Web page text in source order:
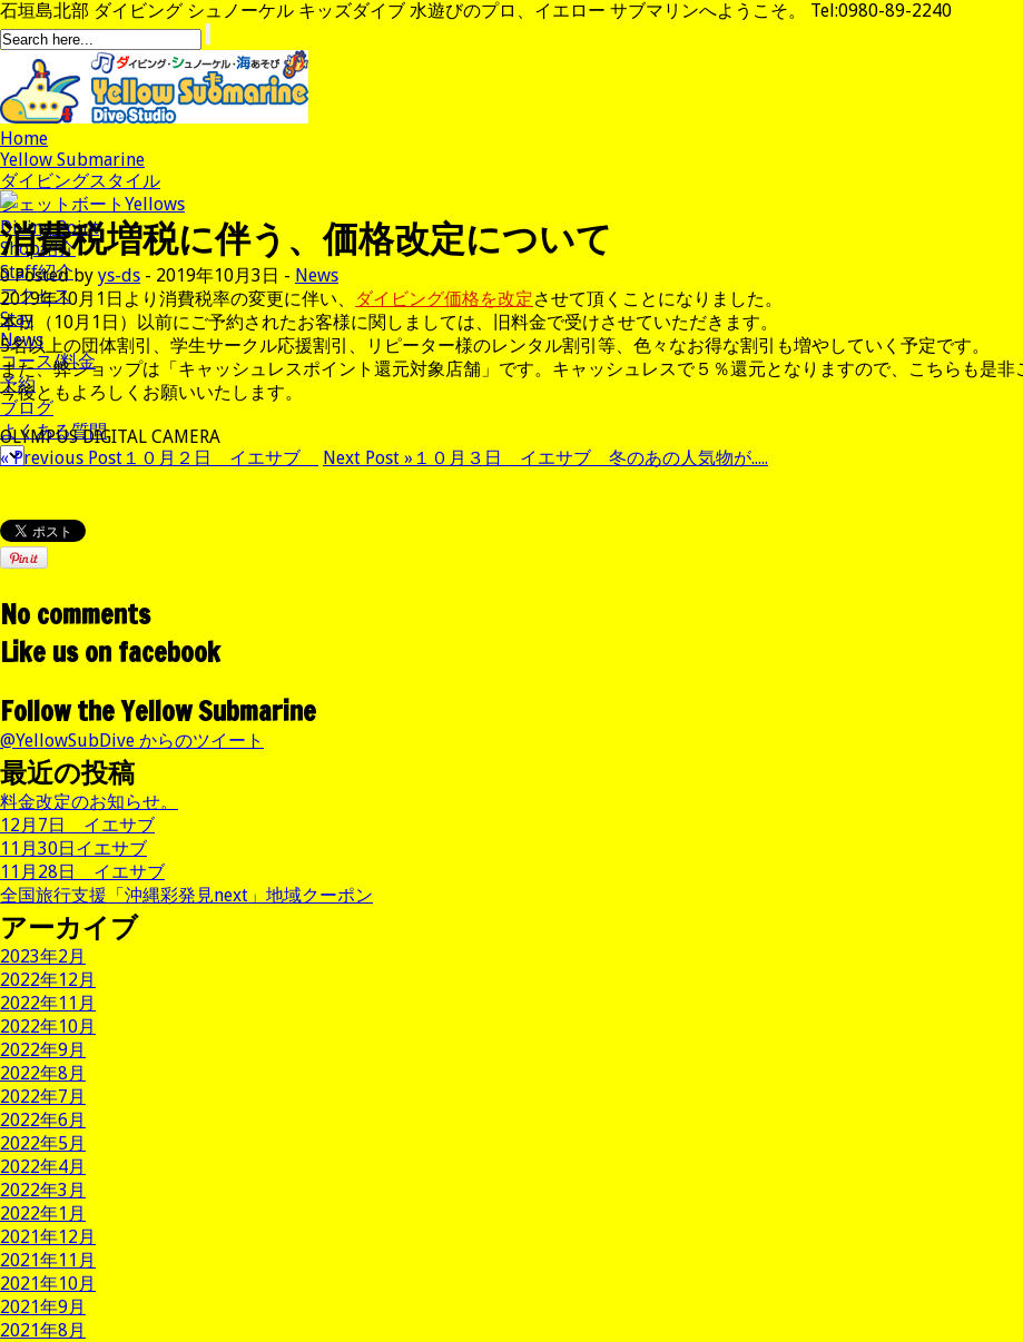
石垣島北部 ダイビング シュノーケル キッズダイブ 水遊びのプロ、イエロー サブマリンへようこそ。 Tel:0980-89-2240
Home
Yellow Submarine
ダイビングスタイル
ジェットボートYellows
Diving Point
Shop紹介
Staff紹介
アクセス
Stay
News
コース/料金
予約
ブログ
よくある質問
消費税増税に伴う、価格改定について
0 Posted by ys-ds - 2019年10月3日 - News
2019年10月1日より消費税率の変更に伴い、
ダイビング価格を改定させて頂くことになりました。
本日（10月1日）以前にご予約されたお客様に関しましては、旧料金で受けさせていただきます。
5名以上の団体割引、学生サークル応援割引、リピーター様のレンタル割引等、色々なお得な割引も増やしていく予定です。
また、弊ショップは「キャッシュレスポイント還元対象店舗」です。キャッシュレスで５％還元となりますので、こちらも是非
今後ともよろしくお願いいたします。
OLYMPUS DIGITAL CAMERA
« Previous Post １０月２日 イエサブ Next Post » １０月３日 イエサブ 冬のあの人気物が.....
No comments
Like us on facebook
Follow the Yellow Submarine
@YellowSubDive からのツイート
最近の投稿
料金改定のお知らせ。
12月7日 イエサブ
11月30日イエサブ
11月28日 イエサブ
全国旅行支援「沖縄彩発見next」地域クーポン
アーカイブ
2023年2月
2022年12月
2022年11月
2022年10月
2022年9月
2022年8月
2022年7月
2022年6月
2022年5月
2022年4月
2022年3月
2022年1月
2021年12月
2021年11月
2021年10月
2021年9月
2021年8月